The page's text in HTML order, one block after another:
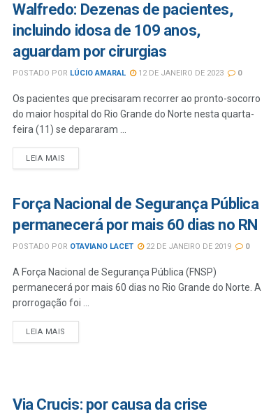
Walfredo: Dezenas de pacientes,
incluindo idosa de 109 anos,
aguardam por cirurgias
POSTADO POR LÚCIO AMARAL 12 DE JANEIRO DE 2023 0
Os pacientes que precisaram recorrer ao pronto-socorro
do maior hospital do Rio Grande do Norte nesta quarta-
feira (11) se depararam ...
LEIA MAIS
Força Nacional de Segurança Pública
permanecerá por mais 60 dias no RN
POSTADO POR OTAVIANO LACET 22 DE JANEIRO DE 2019 0
A Força Nacional de Segurança Pública (FNSP)
permanecerá por mais 60 dias no Rio Grande do Norte. A
prorrogação foi ...
LEIA MAIS
Via Crucis: por causa da crise